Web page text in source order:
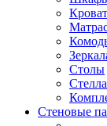
Столы
Стеновые